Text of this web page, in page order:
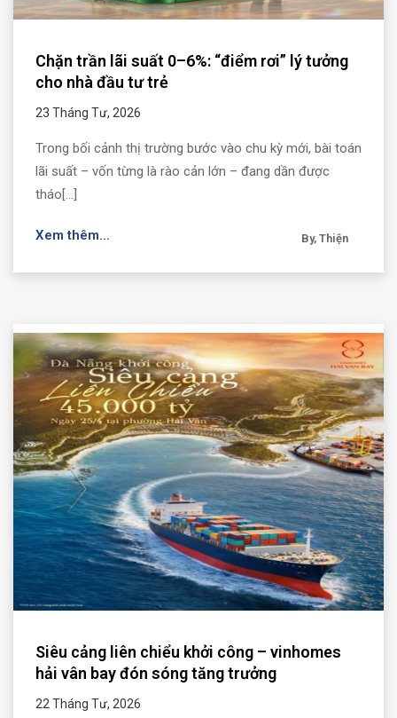
Chặn trần lãi suất 0–6%: “điểm rơi” lý tưởng
cho nhà đầu tư trẻ
23 Tháng Tư, 2026
Trong bối cảnh thị trường bước vào chu kỳ mới, bài toán
lãi suất – vốn từng là rào cản lớn – đang dần được
tháo[...]
Xem thêm... By, Thiện
Siêu cảng liên chiểu khởi công – vinhomes
hải vân bay đón sóng tăng trưởng
22 Tháng Tư, 2026